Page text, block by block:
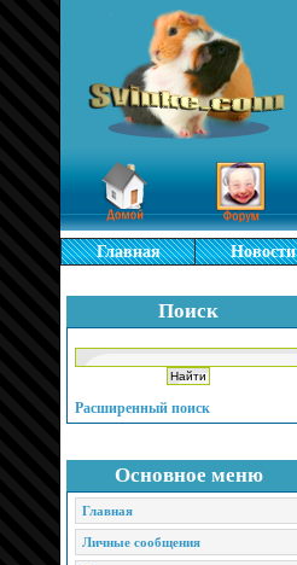
Главная Новости
Поиск
Расширенный поиск
Основное меню
Главная
Личные сообщения